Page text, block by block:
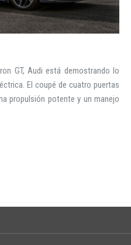
GT, Audi está demostrando lo
El coupé de cuatro puertas
propulsión potente y un manejo